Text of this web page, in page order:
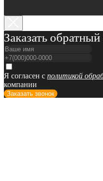
Заказать
Я согласен с политикой
компании
Заказать звонок